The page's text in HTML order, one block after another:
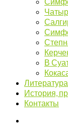
В
История,
Контакты